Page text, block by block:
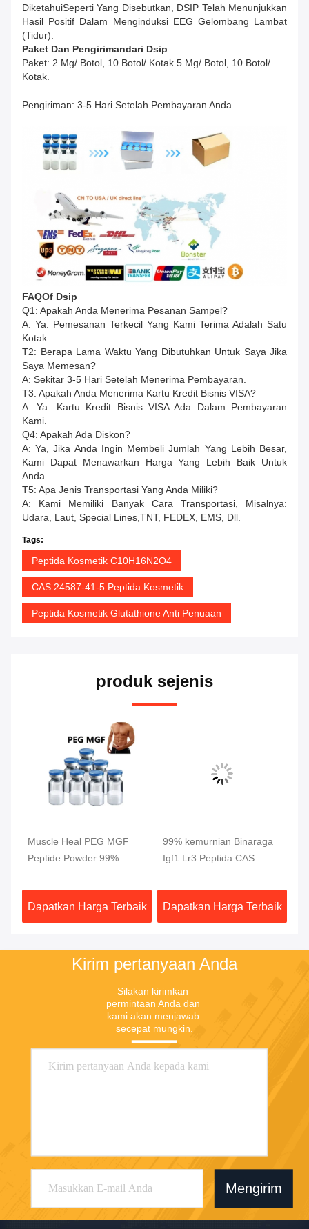
DiketahuiSeperti Yang Disebutkan, DSIP Telah Menunjukkan
Hasil Positif Dalam Menginduksi EEG Gelombang Lambat
(tidur).
Paket Dan PengirimanDari Dsip
Paket: 2 Mg/ Botol, 10 Botol/ Kotak. 5 Mg/ Botol, 10 Botol/
Kotak.
Pengiriman: 3-5 Hari Setelah Pembayaran Anda
FAQOF Dsip
Q1: Apakah Anda Menerima Pesanan Sampel?
A: Ya. Pemesanan Terkecil Yang Kami Terima Adalah Satu
Kotak.
T2: Berapa Lama Waktu Yang Dibutuhkan Untuk Saya Jika
Saya Memesan?
A: Sekitar 3-5 Hari Setelah Menerima Pembayaran.
T3: Apakah Anda Menerima Kartu Kredit Bisnis VISA?
A: Ya. Kartu Kredit Bisnis VISA Ada Dalam Pembayaran
Kami.
Q4: Apakah Ada Diskon?
A: Ya, Jika Anda Ingin Membeli Jumlah Yang Lebih Besar,
Kami Dapat Menawarkan Harga Yang Lebih Baik Untuk
Anda.
T5: Apa Jenis Transportasi Yang Anda Miliki?
A: Kami Memiliki Banyak Cara Transportasi, Misalnya:
Udara, Laut, Special Lines,TNT, FEDEX, EMS, Dll.
Tags:
Peptida Kosmetik C10H16N2O4
CAS 24587-41-5 Peptida Kosmetik
Peptida Kosmetik Glutathione Anti Penuaan
produk sejenis
Muscle Heal PEG MGF
Peptide Powder 99%
Dapatkan Harga Terbaik
99% kemurnian Binaraga
Igf1 Lr3 Peptida CAS
Dapatkan Harga Terbaik
Kirim pertanyaan Anda
Silakan kirimkan
permintaan Anda dan
kami akan menjawab
secepat mungkin.
Mengirim